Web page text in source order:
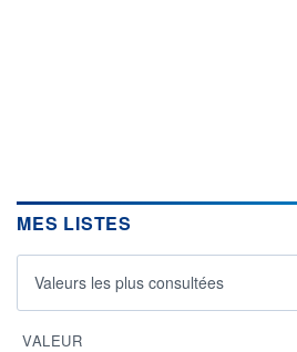
MES LISTES
Valeurs les plus consultées
VALEUR